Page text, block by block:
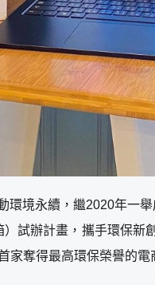
境永續，繼2020年一
試辦計畫，攜手環保
家奪得最高環保榮譽的電